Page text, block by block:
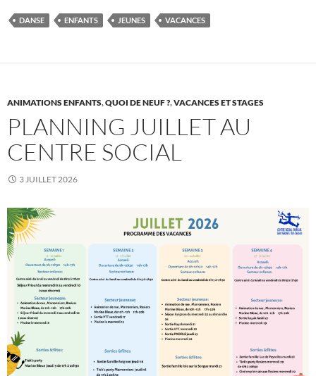
DANSE ENFANTS JEUNES VACANCES
ANIMATIONS ENFANTS,QUOI DE NEUF ?,VACANCES ET STAGES
PLANNING JUILLET AU
CENTRE SOCIAL
3 JUILLET 2026